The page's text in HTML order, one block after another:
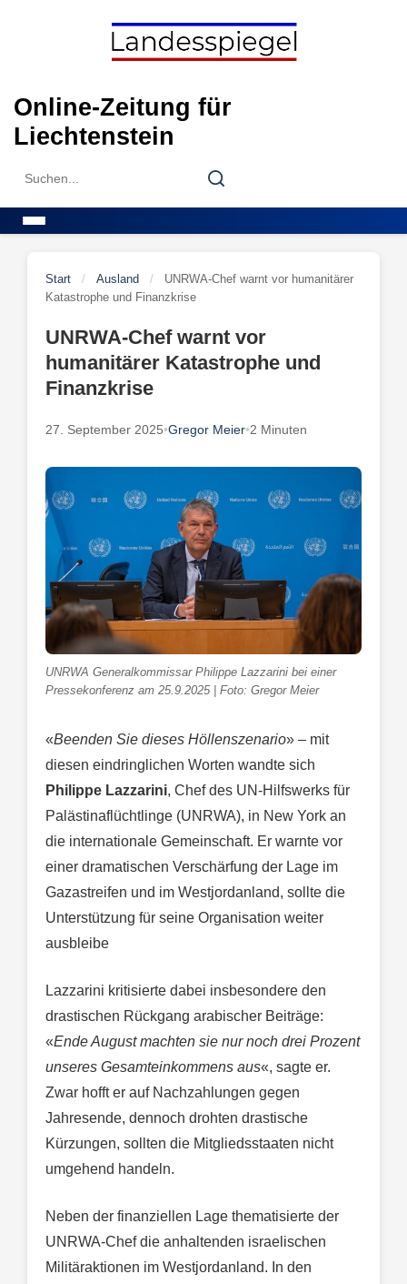
Online-Zeitung für
Liechtenstein
Search
Search
Start / Ausland /
UNRWA-Chef warnt vor humanitärer
Katastrophe und Finanzkrise
UNRWA-Chef warnt vor
humanitärer Katastrophe und
Finanzkrise
27. September 2025•Gregor Meier•2 Minuten
UNRWA Generalkommissar Philippe Lazzarini bei einer
Pressekonferenz am 25.9.2025 | Foto: Gregor Meier
«Beenden Sie dieses Höllenszenario» – mit
diesen eindringlichen Worten wandte sich
Philippe Lazzarini, Chef des UN-Hilfswerks für
Palästinaflüchtlinge (UNRWA), in New York an
die internationale Gemeinschaft. Er warnte vor
einer dramatischen Verschärfung der Lage im
Gazastreifen und im Westjordanland, sollte die
Unterstützung für seine Organisation weiter
ausbleibe
Lazzarini kritisierte dabei insbesondere den
drastischen Rückgang arabischer Beiträge:
«Ende August machten sie nur noch drei Prozent
unseres Gesamteinkommens aus«, sagte er.
Zwar hofft er auf Nachzahlungen gegen
Jahresende, dennoch drohten drastische
Kürzungen, sollten die Mitgliedsstaaten nicht
umgehend handeln.
Neben der finanziellen Lage thematisierte der
UNRWA-Chef die anhaltenden israelischen
Militäraktionen im Westjordanland. In den